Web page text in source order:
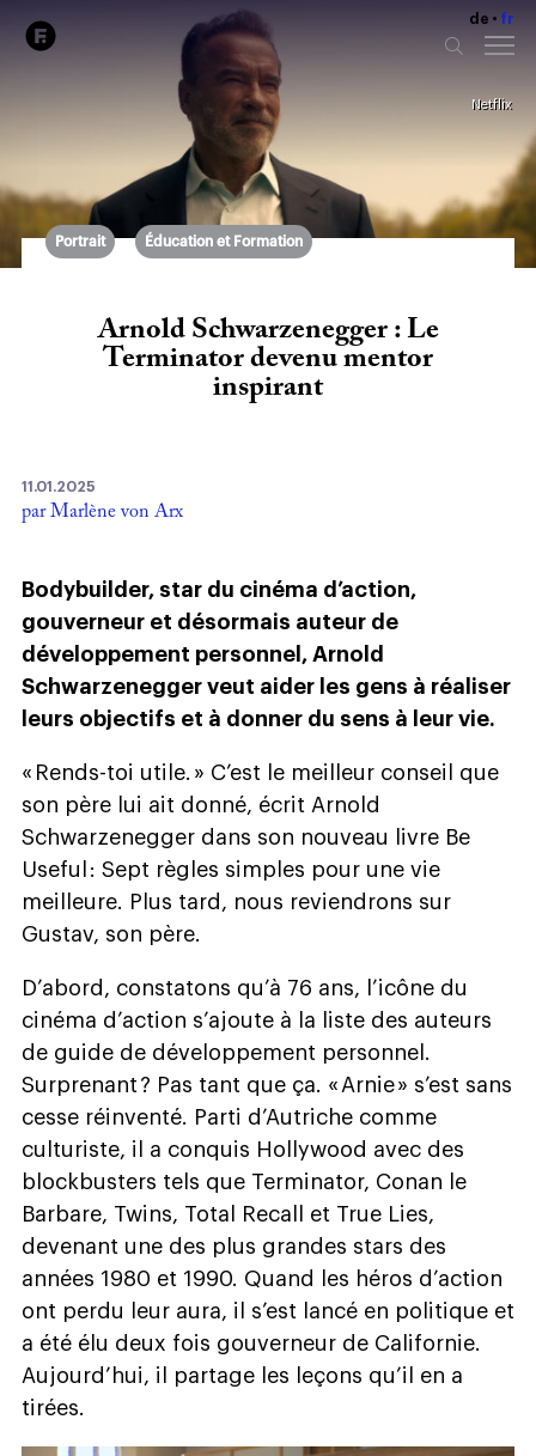
de fr
Netflix
Portrait Éducation et Formation
Arnold Schwarzenegger : Le
Terminator devenu mentor
inspirant
11.01.2025
par Marlène von Arx
Bodybuilder, star du cinéma d’action,
gouverneur et désormais auteur de
développement personnel, Arnold
Schwarzenegger veut aider les gens à réaliser
leurs objectifs et à donner du sens à leur vie.
« Rends-toi utile. » C’est le meilleur conseil que
son père lui ait donné, écrit Arnold
Schwarzenegger dans son nouveau livre Be
Useful : Sept règles simples pour une vie
meilleure. Plus tard, nous reviendrons sur
Gustav, son père.
D’abord, constatons qu’à 76 ans, l’icône du
cinéma d’action s’ajoute à la liste des auteurs
de guide de développement personnel.
Surprenant ? Pas tant que ça. « Arnie » s’est sans
cesse réinventé. Parti d’Autriche comme
culturiste, il a conquis Hollywood avec des
blockbusters tels que Terminator, Conan le
Barbare, Twins, Total Recall et True Lies,
devenant une des plus grandes stars des
années 1980 et 1990. Quand les héros d’action
ont perdu leur aura, il s’est lancé en politique et
a été élu deux fois gouverneur de Californie.
Aujourd’hui, il partage les leçons qu’il en a
tirées.